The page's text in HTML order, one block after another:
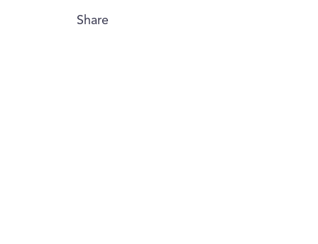
Share